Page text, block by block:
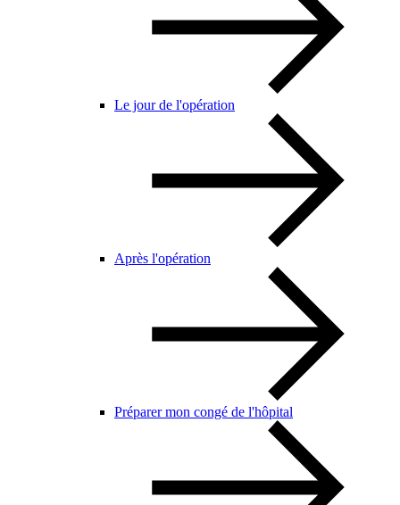
Le jour de l'opération
Après l'opération
Préparer mon congé de l'hôpital